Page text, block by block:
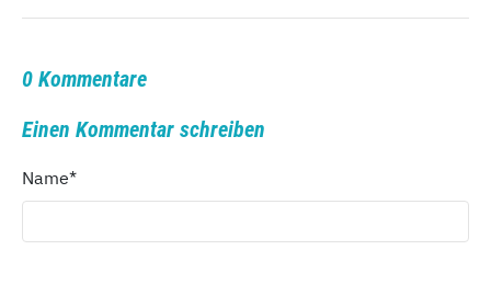
0 Kommentare
Einen Kommentar schreiben
Name*